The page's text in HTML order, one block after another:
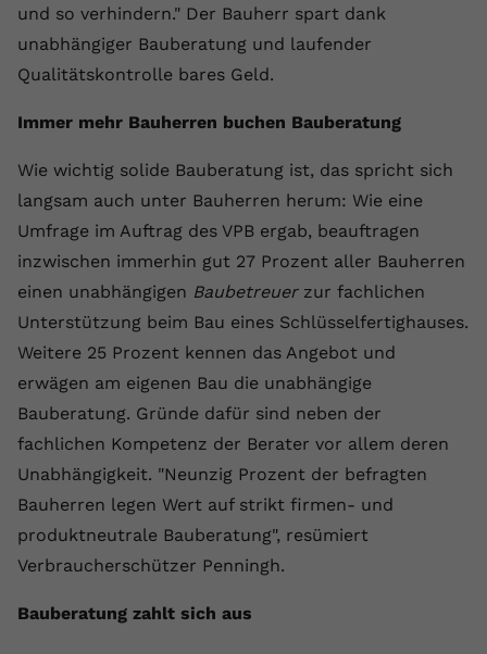
und so verhindern." Der Bauherr spart dank
unabhängiger Bauberatung und laufender
Qualitätskontrolle bares Geld.
Immer mehr Bauherren buchen Bauberatung
Wie wichtig solide Bauberatung ist, das spricht sich
langsam auch unter Bauherren herum: Wie eine
Umfrage im Auftrag des VPB ergab, beauftragen
inzwischen immerhin gut 27 Prozent aller Bauherren
einen unabhängigen Baubetreuerzur fachlichen
Unterstützung beim Bau eines Schlüsselfertighauses.
Weitere 25 Prozent kennen das Angebot und
erwägen am eigenen Bau die unabhängige
Bauberatung. Gründe dafür sind neben der
fachlichen Kompetenz der Berater vor allem deren
Unabhängigkeit. "Neunzig Prozent der befragten
Bauherren legen Wert auf strikt firmen- und
produktneutrale Bauberatung", resümiert
Verbraucherschützer Penningh.
Bauberatung zahlt sich aus